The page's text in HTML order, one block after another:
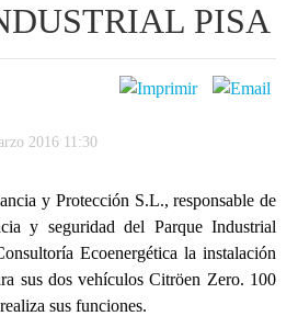
PISA
2016 11:30
y Protección S.L., responsable de
y seguridad del Parque Industrial
Ecoenergética la instalación
sus dos vehículos Citröen Zero. 100
sus funciones.